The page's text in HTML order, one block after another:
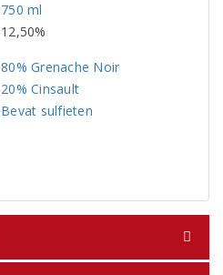
750 ml
12,50%
80% Grenache Noir
20% Cinsault
Bevat sulfieten